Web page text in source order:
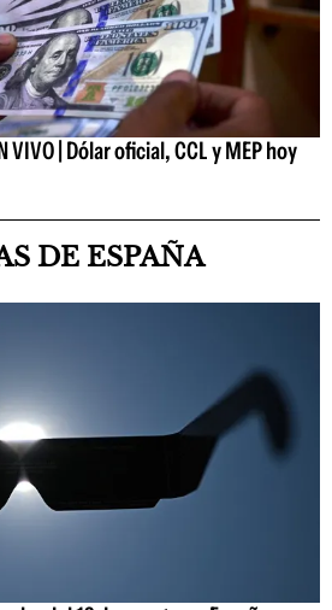
| Dólar oficial, CCL y MEP hoy
DE ESPAÑA